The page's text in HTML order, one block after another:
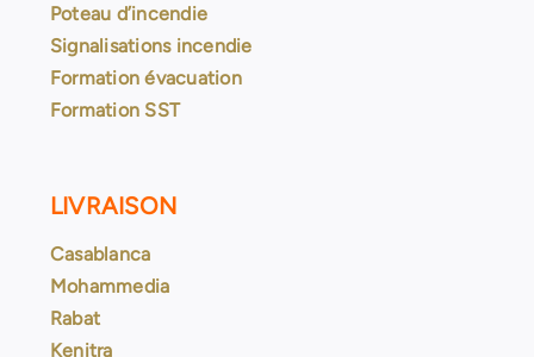
Poteau d’incendie
Signalisations incendie
Formation évacuation
Formation SST
LIVRAISON
Casablanca
Mohammedia
Rabat
Kenitra